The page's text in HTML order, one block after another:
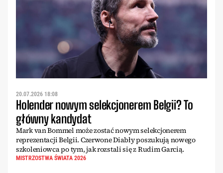
20.07.2026 18:08
Holender nowym selekcjonerem Belgii? To
główny kandydat
Mark van Bommel może zostać nowym selekcjonerem
reprezentacji Belgii. Czerwone Diabły poszukują nowego
szkoleniowca po tym, jak rozstali się z Rudim Garcią.
MISTRZOSTWA ŚWIATA 2026